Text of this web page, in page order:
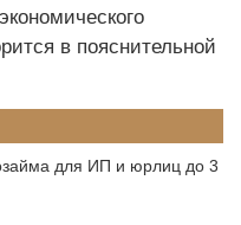
в пояснительной
для ИП и юрлиц до 3